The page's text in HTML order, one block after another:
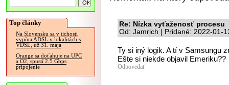
Top články
Na Slovensku sa v tichosti
vypína ADSL v lokalitách s
VDSL, už 31. mája
Orange sa doťahuje na UPC
a O2, spustí 2.5 Gbps
pripojenie
Re: Nízka vyťaženosť procesu
Od: Jamrich | Pridané: 2022-01-
Ty si iný logik. A tí v Samsungu
Ešte si niekde objavil Emeriku??
Odpovedať